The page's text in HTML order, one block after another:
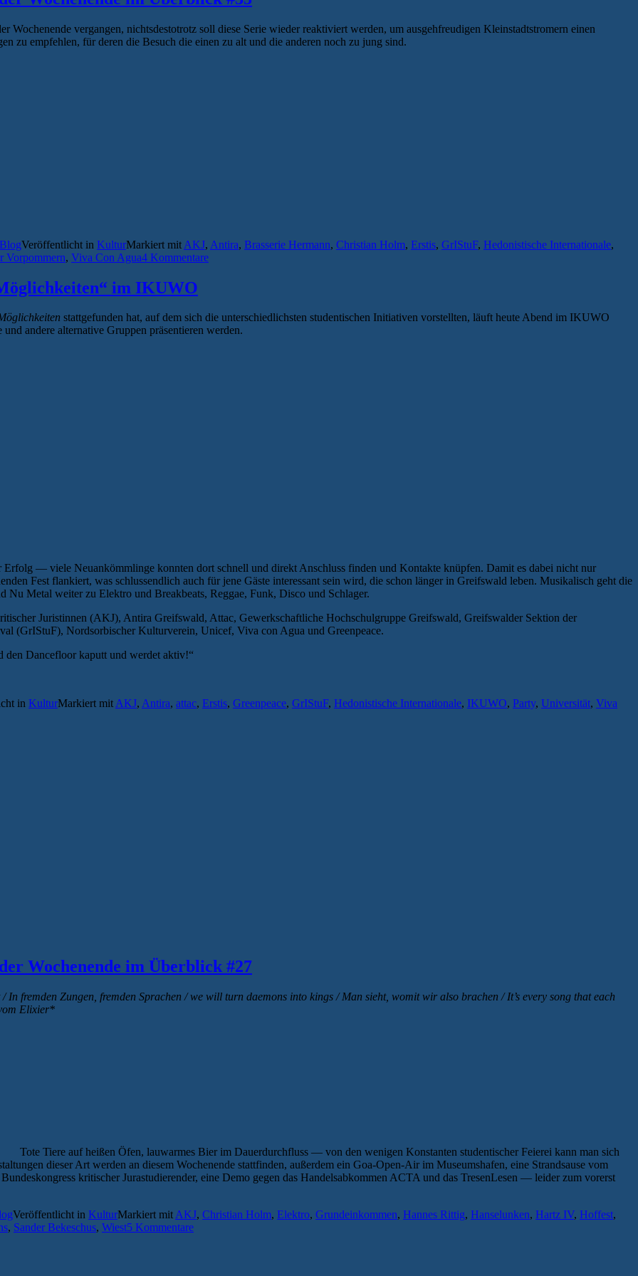
vergangen, nichtsdestotrotz soll diese Serie wieder reaktiviert werden, um ausgehfreudigen Kleinstadtstromern einen
zu empfehlen, für deren die Besuch die einen zu alt und die anderen noch zu jung sind.
Veröffentlicht in KulturMarkiert mit AKJ, Antira, Brasserie Hermann, Christian Holm, Erstis, GrIStuF, Hedonistische Internationale,
Vorpommern, Viva Con Agua4 Kommentare
im IKUWO
stattgefunden hat, auf dem sich die unterschiedlichsten studentischen Initiativen vorstellten, läuft heute Abend im IKUWO
andere alternative Gruppen präsentieren werden.
— viele Neuankömmlinge konnten dort schnell und direkt Anschluss finden und Kontakte knüpfen. Damit es dabei nicht nur
Fest flankiert, was schlussendlich auch für jene Gäste interessant sein wird, die schon länger in Greifswald leben. Musikalisch geht die
Metal weiter zu Elektro und Breakbeats, Reggae, Funk, Disco und Schlager.
Juristinnen (AKJ), Antira Greifswald, Attac, Gewerkschaftliche Hochschulgruppe Greifswald, Greifswalder Sektion der
(GrIStuF), Nordsorbischer Kulturverein, Unicef, Viva con Agua und Greenpeace.
den Dancefloor kaputt und werdet aktiv!“
in KulturMarkiert mitAKJ, Antira, attac, Erstis, Greenpeace, GrIStuF, Hedonistische Internationale, IKUWO, Party, Universität, Viva
Wochenende im Überblick #27
fremden Zungen, fremden Sprachen / we will turn daemons into kings / Man sieht, womit wir also brachen / It’s every song that each
Elixier*
Tote Tiere auf heißen Öfen, lauwarmes Bier im Dauerdurchfluss — von den wenigen Konstanten studentischer Feierei kann man sich
dieser Art werden an diesem Wochenende stattfinden, außerdem ein Goa-Open-Air im Museumshafen, eine Strandsause vom
kritischer Jurastudierender, eine Demo gegen das Handelsabkommen ACTA und das TresenLesen — leider zum vorerst
Veröffentlicht in KulturMarkiert mit AKJ, Christian Holm, Elektro, Grundeinkommen, Hannes Rittig, Hanselunken, Hartz IV, Hoffest,
, Sander Bekeschus, Wiest5 Kommentare